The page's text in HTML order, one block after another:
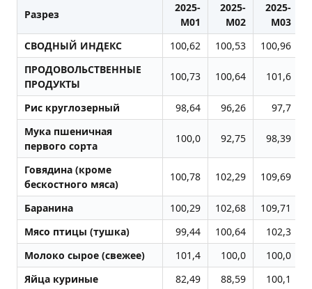
Разрез
2025-
М01
2025-
М02
2025-
М03
СВОДНЫЙ ИНДЕКС 100,62 100,53 100,96
ПРОДОВОЛЬСТВЕННЫЕ
ПРОДУКТЫ
100,73 100,64 101,6
Рис круглозерный 98,64 96,26 97,7
Мука пшеничная
первого сорта
100,0 92,75 98,39
Говядина (кроме
бескостного мяса)
100,78 102,29 109,69
Баранина 100,29 102,68 109,71
Мясо птицы (тушка)
99,44 100,64 102,3
Молоко сырое (свежее)
101,4 100,0 100,0
Яйца куриные
82,49 88,59 100,1